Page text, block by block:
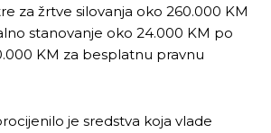
za žrtve silovanja oko 260.000 KM
stanovanje oko 24.000 KM po
KM za besplatnu pravnu
je sredstva koja vlade